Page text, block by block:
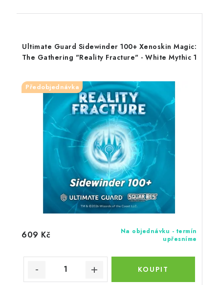
Ultimate Guard Sidewinder 100+ Xenoskin Magic:
The Gathering "Reality Fracture" - White Mythic 1
Předobjednávka
Na objednávku - termín
upřesníme
609 Kč